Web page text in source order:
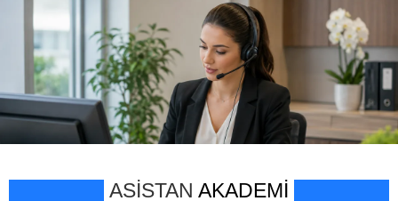
ASİSTAN AKADEMİ